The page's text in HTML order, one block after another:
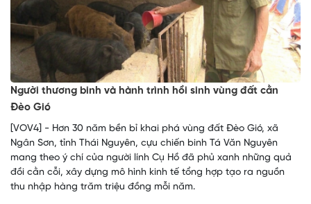
Người thương binh và hành trình hồi sinh vùng đất cằn
Đèo Gió
[VOV4] - Hơn 30 năm bền bỉ khai phá vùng đất Đèo Gió, xã
Ngân Sơn, tỉnh Thái Nguyên, cựu chiến binh Tá Văn Nguyên
mang theo ý chí của người lính Cụ Hồ đã phủ xanh những quả
đồi cằn cỗi, xây dựng mô hình kinh tế tổng hợp tạo ra nguồn
thu nhập hàng trăm triệu đồng mỗi năm.